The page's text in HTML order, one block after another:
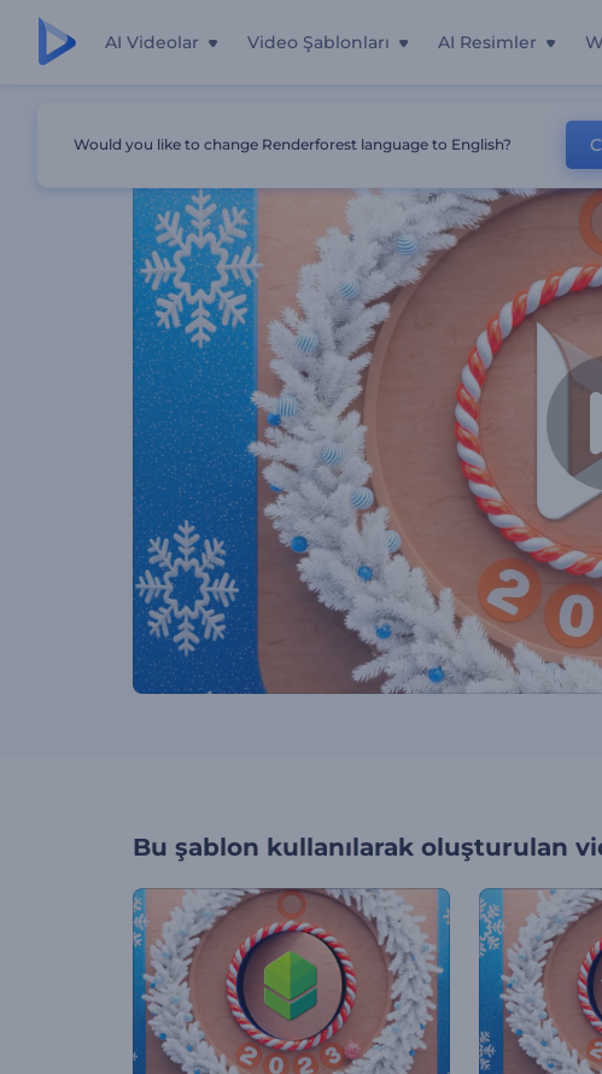
AI Videolar Video Şablonları AI Resimler
Eğlenceli Tilt Oyunlu Noel Tebrik Videosu
Bu şablon kullanılarak oluşturulan
Would you like to change Renderforest language to English?